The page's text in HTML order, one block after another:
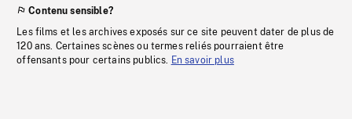
Contenu sensible?
Les films et les archives exposés sur ce site peuvent dater de plus de
120 ans. Certaines scènes ou termes reliés pourraient être
offensants pour certains publics. En savoir plus